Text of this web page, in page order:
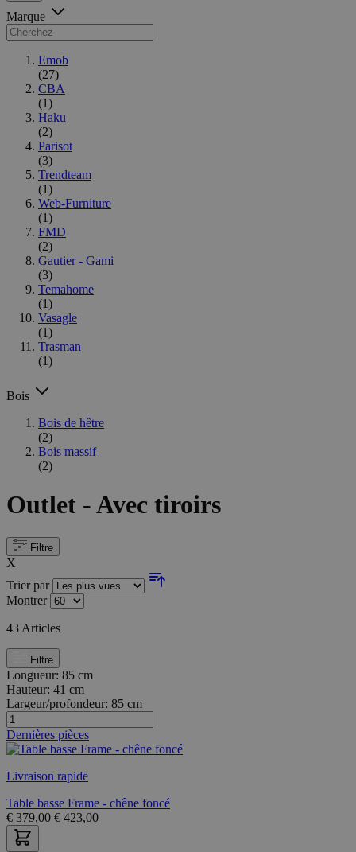
Marque
Emob
(27)
CBA
(1)
Haku
(2)
Parisot
(3)
Trendteam
(1)
Web-Furniture
(1)
FMD
(2)
Gautier - Gami
(3)
Temahome
(1)
Vasagle
(1)
Trasman
(1)
Bois
Bois de hêtre
(2)
Bois massif
(2)
Outlet - Avec tiroirs
Filtre
X
Trier par
Montrer
43 Articles
Filtre
Longueur: 85 cm
Hauteur: 41 cm
Largeur/profondeur: 85 cm
Dernières pièces
Livraison rapide
Table basse Frame - chêne foncé
€ 379,00 € 423,00